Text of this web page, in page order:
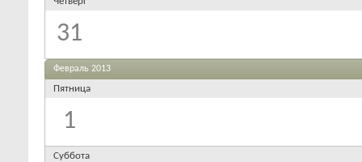
31
Февраль 2013
Пятница
1
Суббота